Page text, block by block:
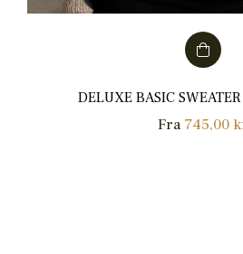
DELUXE BASIC
Fra 745,00